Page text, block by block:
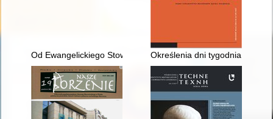
Od Ewangelickiego Stowarzyszenia Niewiast po Koło Pań w
Określenia dni tygodnia w